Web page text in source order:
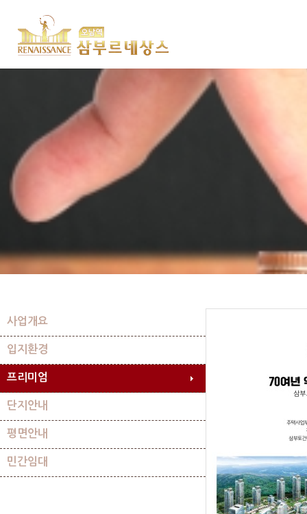
사업개요
입지환경
프리미엄
단지안내
평면안내
민간임대